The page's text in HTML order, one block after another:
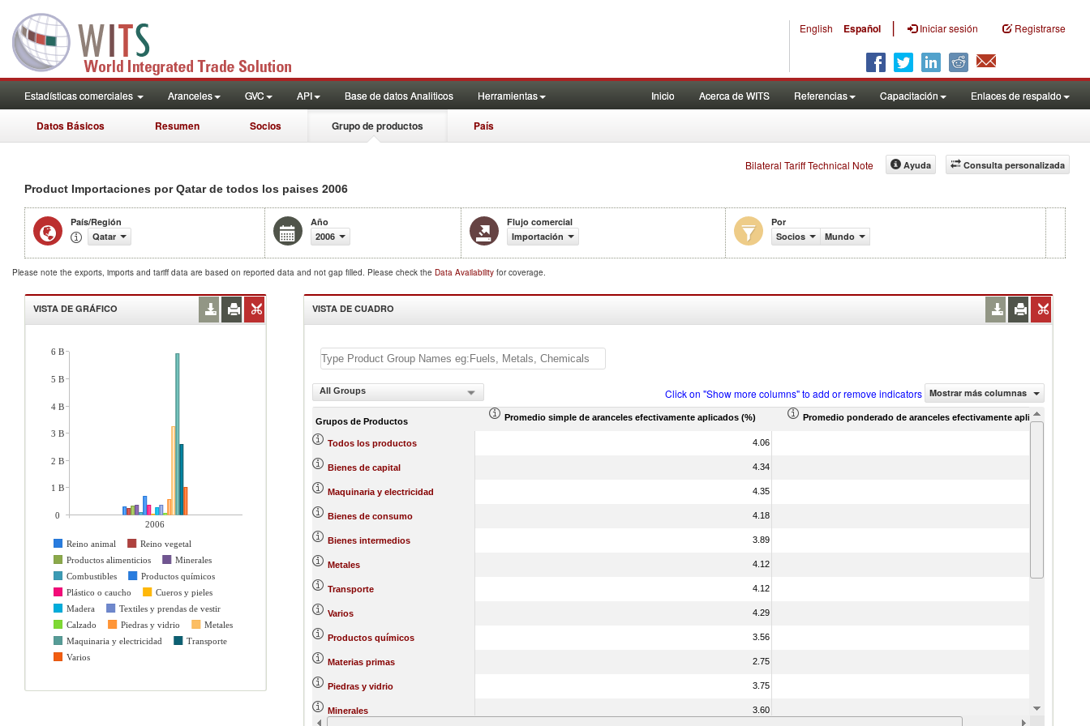
English Español | Iniciar sesión Registrarse
Estadísticas comerciales Aranceles GVC API Base de datos Analiticos Herramientas Inicio Acerca de WITS Referencias Capacitación Enlaces de respaldo
Datos Básicos Resumen Socios Grupo de productos País
Bilateral Tariff Technical Note Consulta personalizada
Ayuda
Product Importaciones por Qatar de todos los paises 2006
País/Región
Qatar
Año
2006
Flujo comercial
Importación
Por
Socios
Mundo
Please note the exports, imports and tariff data are based on reported data and not gap filled. Please check the Data Availability for coverage.
VISTA DE GRÁFICO
2006
Reino animal
Reino vegetal
Productos alimenticios
Minerales
Combustibles
Productos químicos
Plástico o caucho
Cueros y pieles
Madera
Textiles y prendas de vestir
Calzado
Piedras y vidrio
Metales
Maquinaria y electricidad
Transporte
Varios
6 B
5 B
4 B
3 B
2 B
1 B
0
VISTA DE CUADRO
All Groups Click on "Show more columns" to add or remove indicators Mostrar más columnas
Grupos de Productos Promedio simple de aranceles efectivamente aplicados (%) Promedio ponderado de aranceles efectivamente aplicados (%)
Todos los productos 4.06
Bienes de capital 4.34
Maquinaria y electricidad 4.35
Bienes de consumo 4.18
Bienes intermedios 3.89
Metales 4.12
Transporte 4.12
Varios 4.29
Productos químicos 3.56
Materias primas 2.75
Piedras y vidrio 3.75
Minerales 3.60